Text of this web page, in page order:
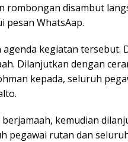
rombongan disambut
pesan WhatsAap.
kegiatan tersebut.
Dilanjutkan dengan
kepada, seluruh
kemudian
pegawai rutan dan